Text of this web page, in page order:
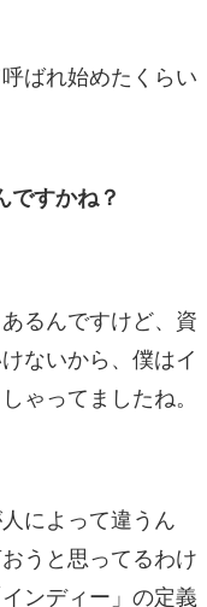
ばれ始めたくらい
すかね？
るんですけど、資
ないから、僕はイ
ゃってましたね。
によって違うん
うと思ってるわけ
ンディー」の定義